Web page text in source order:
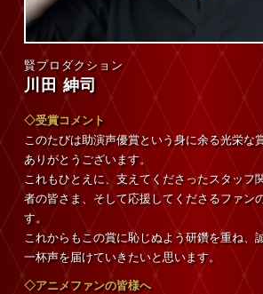
賢プロダクション
川田 紳司
◇受賞コメント
このたびは助演声優賞という身に余る光栄な
ありがとうございます。
これもひとえに、支えてくださったスタッフ
者の皆さま、そして応援してくださるファン
す。
これからもこの賞に恥じぬよう研鑽を重ね、
一杯声を届けていきたいと思います。
◇アニメファンの皆様へ